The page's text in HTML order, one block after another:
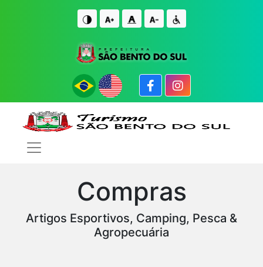
Compras
Artigos Esportivos, Camping, Pesca &
Agropecuária